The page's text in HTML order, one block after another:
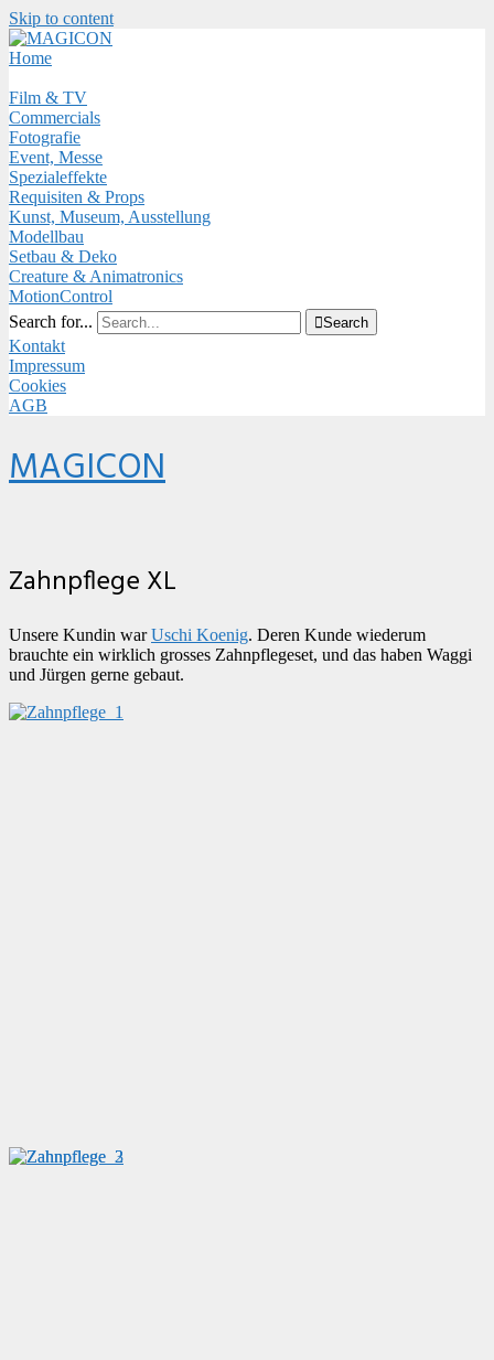
Skip to content
Close
Menu
Home
Film & TV
Commercials
Fotografie
Event, Messe
Spezialeffekte
Requisiten & Props
Kunst, Museum, Ausstellung
Modellbau
Setbau & Deko
Creature & Animatronics
MotionControl
Search for...
Search
Kontakt
Impressum
Cookies
AGB
MAGICON
Zahnpflege XL
Unsere Kundin warUschi Koenig. Deren Kunde wiederum
brauchte ein wirklich grosses Zahnpflegeset, und das haben Waggi
und Jürgen gerne gebaut.